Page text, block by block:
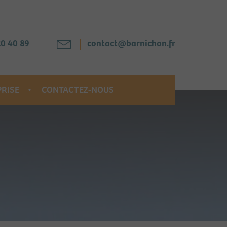
40 89 contact@barnichon.fr
CONTACTEZ-NOUS